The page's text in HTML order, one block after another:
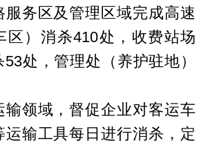
服务区及管理区域完成高速
区）消杀410处，收费站场
53处，管理处（养护驻地）
领域，督促企业对客运车
运输工具每日进行消杀，定